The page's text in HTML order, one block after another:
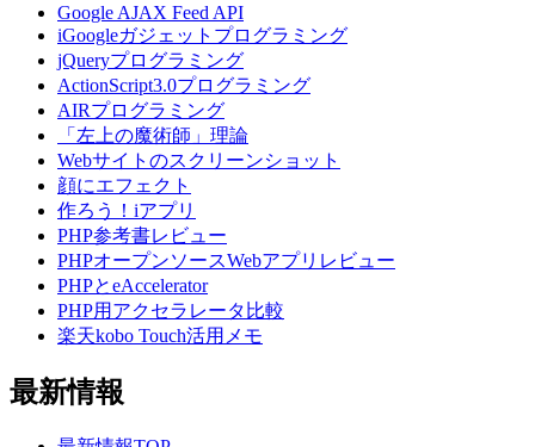
Google AJAX Feed API
iGoogleガジェットプログラミング
jQueryプログラミング
ActionScript3.0プログラミング
AIRプログラミング
「左上の魔術師」理論
Webサイトのスクリーンショット
顔にエフェクト
作ろう！iアプリ
PHP参考書レビュー
PHPオープンソースWebアプリレビュー
PHPとeAccelerator
PHP用アクセラレータ比較
楽天kobo Touch活用メモ
最新情報